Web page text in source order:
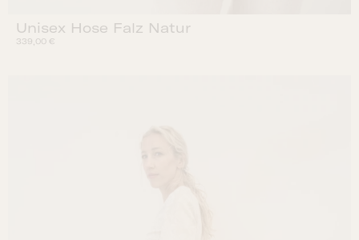
Unisex Hose Falz Natur
339,00 €